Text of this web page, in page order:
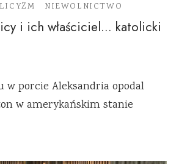
NIEWOLNICTWO
i ich właściciel… katolicki
w porcie Aleksandria opodal
w amerykańskim stanie